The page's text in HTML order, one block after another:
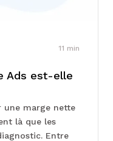
11 min
Ads est-elle
une marge nette
là que les
Entre